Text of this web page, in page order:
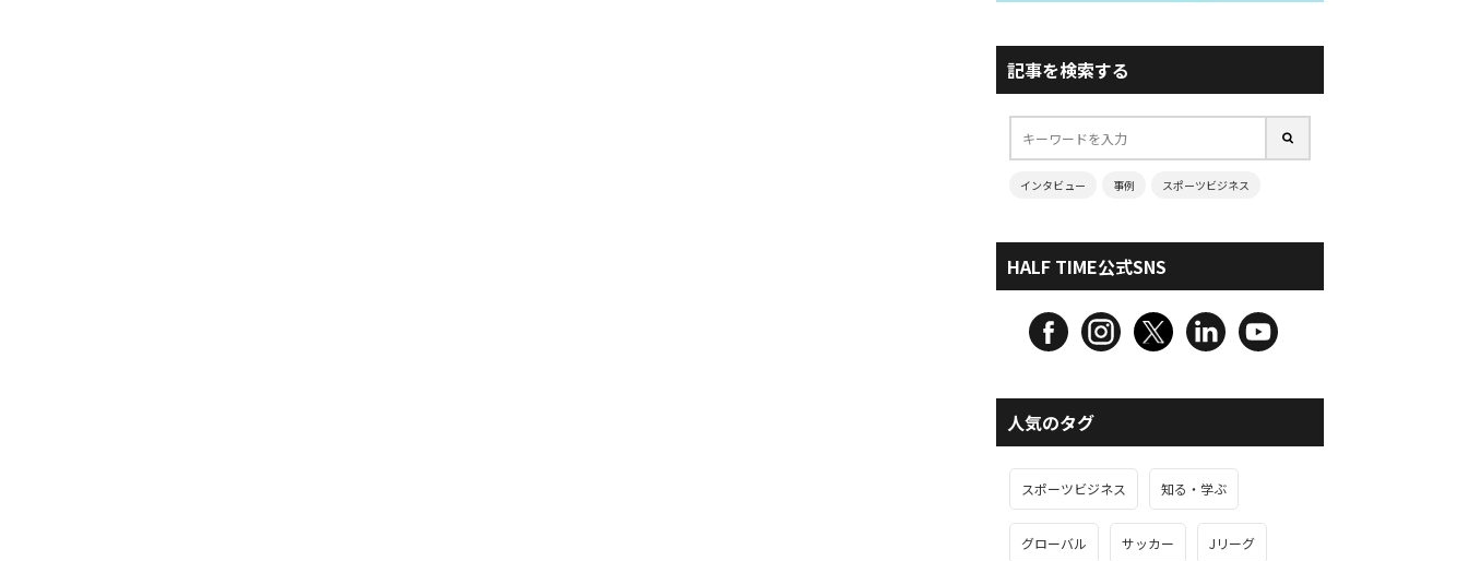
記事を検索する
インタビュー 事例 スポーツビジネス
HALF TIME公式SNS
人気のタグ
スポーツビジネス 知る・学ぶ
グローバル サッカー Jリーグ